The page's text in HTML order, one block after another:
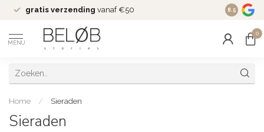
gratis verzending vanaf €50 Wekelijks
8.5
MENU
0
Home / Sieraden
Sieraden